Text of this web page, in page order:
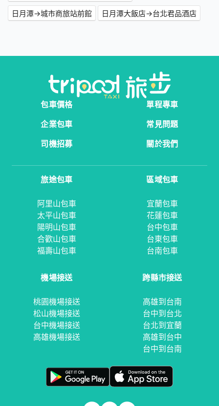
日月潭→城市商旅站前館
日月潭大飯店→台北君品酒店
包車價格
單程專車
企業包車
常見問題
司機招募
關於我們
旅途包車
阿里山包車
太平山包車
陽明山包車
合歡山包車
福壽山包車
區域包車
宜蘭包車
花蓮包車
台中包車
台東包車
台南包車
機場接送
桃園機場接送
松山機場接送
台中機場接送
高雄機場接送
跨縣市接送
高雄到台南
台中到台北
台北到宜蘭
高雄到台中
台中到台南